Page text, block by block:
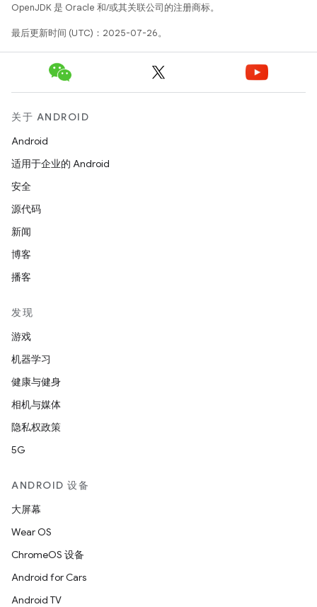
OpenJDK 是 Oracle 和/或其关联公司的注册商标。
最后更新时间 (UTC)：2025-07-26。
关于 ANDROID
Android
适用于企业的 Android
安全
源代码
新闻
博客
播客
发现
游戏
机器学习
健康与健身
相机与媒体
隐私权政策
5G
ANDROID 设备
大屏幕
Wear OS
ChromeOS 设备
Android for Cars
Android TV